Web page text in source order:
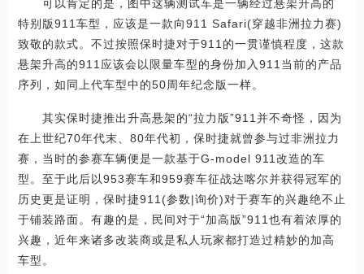
可以肯定的是，图中这辆测试车是一辆经过悬架升高的
特别版911车型，应该是一款向911 Safari(穿越非洲拉力赛)
致敬的款式。不过按照保时捷对于911的一贯谨慎程度，这款
悬架升高的911应该会以限量车型的身份加入911当前的产品
序列，如同上代车型中的50周年纪念版一样。
其实保时捷推出升高悬架的“拉力版”911并不奇怪，因为
在上世纪70年代末、80年代初，保时捷就曾参与过非洲拉力
赛，当时的参赛车辆便是一款基于G-model 911改造的车
型。至于此后以953赛车和959赛车征战达喀尔并获得冠军的
历史更是证明，保时捷911(参数|询价)对于赛车的兴趣绝不止
于铺装路面。有趣的是，民间对于“加高版”911也有着浓厚的
兴趣，近年来诸多改装商或是私人玩家都打造过精妙的加高
车型。